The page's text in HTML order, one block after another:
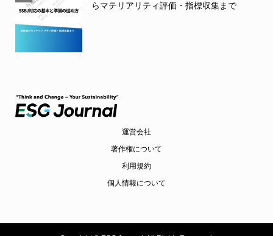
らマテリアリティ評価・指標収集まで
運営会社
著作権について
利用規約
個人情報について